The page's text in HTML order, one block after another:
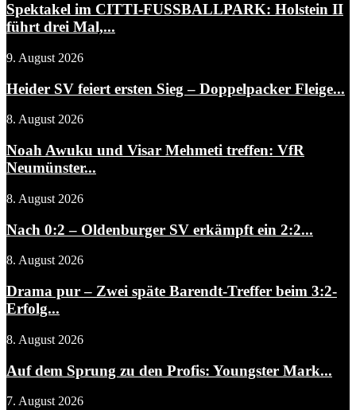
Spektakel im CITTI-FUSSBALLPARK: Holstein II
führt drei Mal,...
9. August 2026
Heider SV feiert ersten Sieg – Doppelpacker Fleige...
8. August 2026
Noah Awuku und Visar Mehmeti treffen: VfR
Neumünster...
8. August 2026
Nach 0:2 – Oldenburger SV erkämpft ein 2:2...
8. August 2026
Drama pur – Zwei späte Barendt-Treffer beim 3:2-
Erfolg...
8. August 2026
Auf dem Sprung zu den Profis: Youngster Mark...
7. August 2026